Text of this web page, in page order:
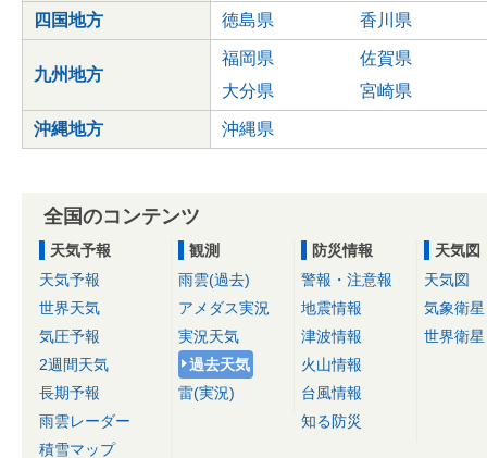
四国地方 徳島県 香川県
九州地方
福岡県
佐賀県
大分県
宮崎県
沖縄地方 沖縄県
全国のコンテンツ
天気予報
天気予報
世界天気
気圧予報
2週間天気
長期予報
雨雲レーダー
積雪マップ
観測
雨雲(過去)
アメダス実況
実況天気
過去天気
雷(実況)
防災情報
警報・注意報
地震情報
津波情報
火山情報
台風情報
知る防災
天気図
天気図
気象衛星
世界衛星